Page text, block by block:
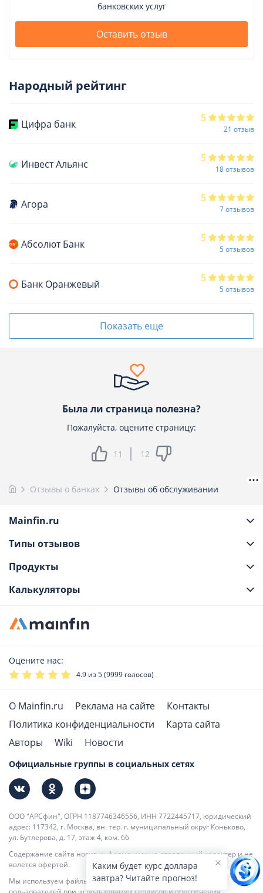
банковских услуг
Оставить отзыв
Народный рейтинг
Цифра банк 5
21 отзыв
Инвест Альянс 5
18 отзывов
Агора 5
7 отзывов
Абсолют Банк 5
5 отзывов
Банк Оранжевый 5
5 отзывов
Показать еще
Была ли страница полезна?
Пожалуйста, оцените страницу:
11 12
Отзывы о банках Отзывы об обслуживании
Mainfin.ru
Типы отзывов
Продукты
Калькуляторы
Оцените нас:
4.9 из 5 (9999 голосов)
О Mainfin.ru Реклама на сайте
Контакты
Политика конфиденциальности
Карта сайта
Авторы
Wiki Новости
ООО "АРСфин", ОГРН 1187746346556, ИНН 7722445717, юридический
адрес: 117342, г. Москва, вн. тер. г. муниципальный округ Коньково,
ул. Бутлерова, д. 17, этаж 4, ком. 66
Содержание сайта носит информационно-справочный характер и не
явлется офертой.
Мы используем файлы cookie для повышения удобства
Официальные группы в социальных сетях
Каким будет курс доллара
завтра? Читайте прогноз!